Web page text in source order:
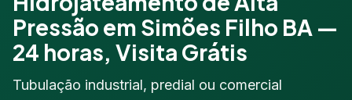
Pressão em Simões Filho BA —
24 horas, Visita Grátis
Tubulação industrial, predial ou comercial